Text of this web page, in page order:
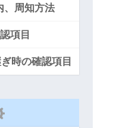
、周知方法
項目
時の確認項目